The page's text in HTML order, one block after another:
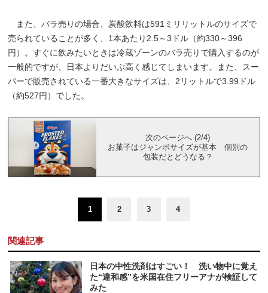
また、バラ売りの場合、炭酸飲料は591ミリリットルのサイズで
売られていることが多く、1本あたり2.5～3ドル（約330～396
円）。すぐに飲みたいときは冷蔵ゾーンのバラ売りで購入するのが
一般的ですが、日本よりだいぶ高く感じてしまいます。また、スー
パーで販売されている一番大きなサイズは、2リットルで3.99ドル
（約527円）でした。
次のページへ (2/4)
お菓子はジャンボサイズが基本 個別の
包装だとどうなる？
1 2 3 4
関連記事
日本の中性洗剤はすごい！ 洗い物中に覚え
た“違和感”を米国在住フリーアナが検証して
みた